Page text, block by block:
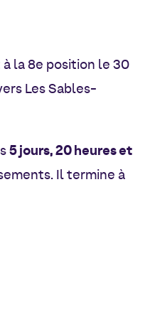
la 8e position le 30
Les Sables-
5 jours, 20 heures et
Il termine à